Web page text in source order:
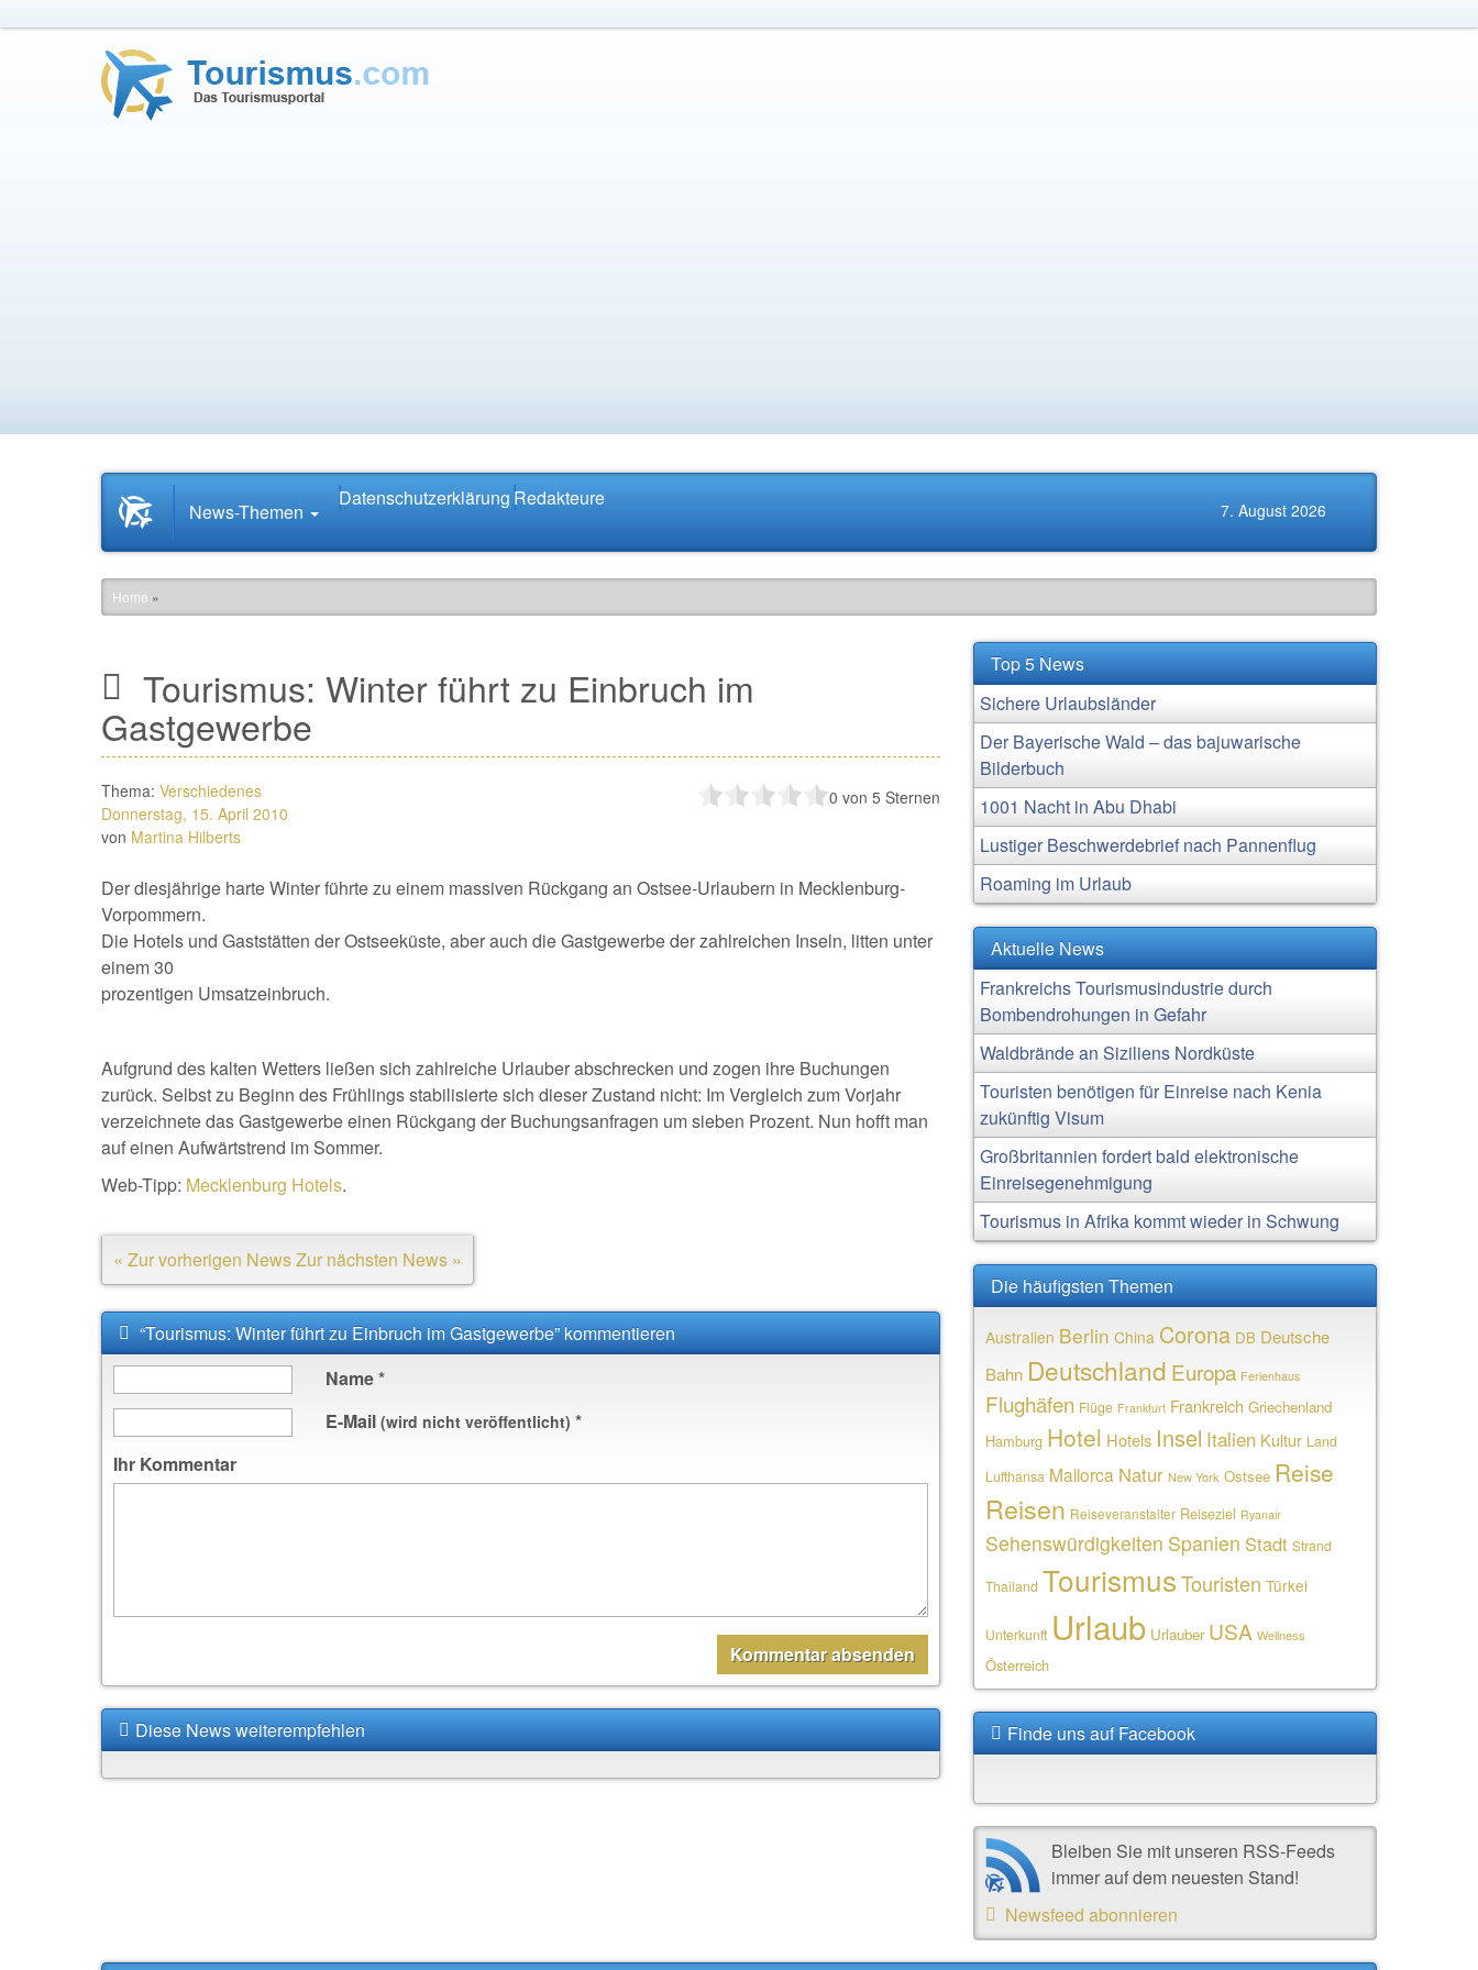
Startseite
News.Tourismus.com
News-Themen
Datenschutzerklärung Redakteure 7. August 2026
Home »
Tourismus: Winter führt zu Einbruch im
Gastgewerbe
Thema: Verschiedenes
Donnerstag, 15. April 2010
von Martina Hilberts
0 von 5 Sternen
Der diesjährige harte Winter führte zu einem massiven Rückgang an Ostsee-Urlaubern in Mecklenburg-
Vorpommern.
Die Hotels und Gaststätten der Ostseeküste, aber auch die Gastgewerbe der zahlreichen Inseln, litten unter
einem 30
prozentigen Umsatzeinbruch.
Aufgrund des kalten Wetters ließen sich zahlreiche Urlauber abschrecken und zogen ihre Buchungen
zurück. Selbst zu Beginn des Frühlings stabilisierte sich dieser Zustand nicht: Im Vergleich zum Vorjahr
verzeichnete das Gastgewerbe einen Rückgang der Buchungsanfragen um sieben Prozent. Nun hofft man
auf einen Aufwärtstrend im Sommer.
Web-Tipp: Mecklenburg Hotels.
« Zur vorherigen NewsZur nächsten News »
“Tourismus: Winter führt zu Einbruch im Gastgewerbe” kommentieren
Name*
E-Mail (wird nicht veröffentlicht) *
Ihr Kommentar
Diese News weiterempfehlen
Top 5 News
Sichere Urlaubsländer
Der Bayerische Wald – das bajuwarische
Bilderbuch
1001 Nacht in Abu Dhabi
Lustiger Beschwerdebrief nach Pannenflug
Roaming im Urlaub
Aktuelle News
Frankreichs Tourismusindustrie durch
Bombendrohungen in Gefahr
Waldbrände an Siziliens Nordküste
Touristen benötigen für Einreise nach Kenia
zukünftig Visum
Großbritannien fordert bald elektronische
Einreisegenehmigung
Tourismus in Afrika kommt wieder in Schwung
Die häufigsten Themen
Australien Berlin China Corona DB Deutsche
Bahn Deutschland Europa Ferienhaus
Flughäfen Flüge Frankfurt Frankreich Griechenland
Hamburg Hotel Hotels Insel Italien Kultur Land
Lufthansa Mallorca Natur New York Ostsee Reise
Reisen Reiseveranstalter Reiseziel Ryanair
Sehenswürdigkeiten Spanien Stadt Strand
Thailand Tourismus Touristen Türkei
Unterkunft Urlaub Urlauber USA Wellness
Österreich
Finde uns auf Facebook
Bleiben Sie mit unseren RSS-Feeds
immer auf dem neuesten Stand!
Newsfeed abonnieren